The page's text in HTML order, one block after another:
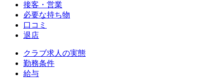
接客・営業
必要な持ち物
口コミ
退店
クラブ求人の実態
勤務条件
給与